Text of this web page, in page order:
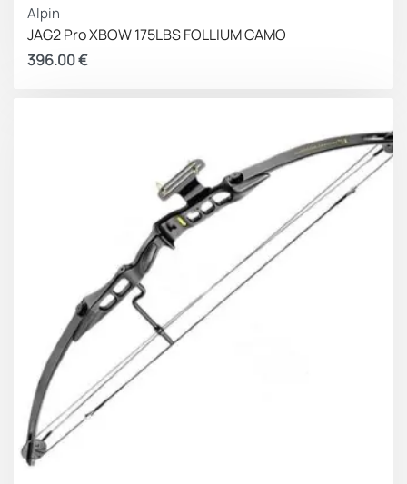
Alpin
JAG2 Pro XBOW 175LBS FOLLIUM CAMO
396.00€